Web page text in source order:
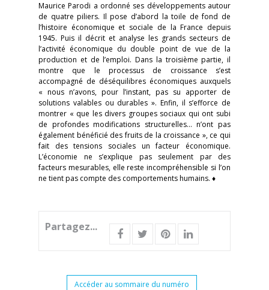
Maurice Parodi a ordonné ses développements autour
de quatre piliers. Il pose d’abord la toile de fond de
l’histoire économique et sociale de la France depuis
1945. Puis il décrit et analyse les grands secteurs de
l’activité économique du double point de vue de la
production et de l’emploi. Dans la troisième partie, il
montre que le processus de croissance s’est
accompagné de déséquilibres économiques auxquels
« nous n’avons, pour l’instant, pas su apporter de
solutions valables ou durables ». Enfin, il s’efforce de
montrer « que les divers groupes sociaux qui ont subi
de profondes modifications structurelles… n’ont pas
également bénéficié des fruits de la croissance », ce qui
fait des tensions sociales un facteur économique.
L’économie ne s’explique pas seulement par des
facteurs mesurables, elle reste incompréhensible si l’on
ne tient pas compte des comportements humains. ♦
Partagez...
Accéder au sommaire du numéro